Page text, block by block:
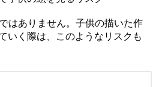
はありません。子供の描いた作
いく際は、このようなリスクも